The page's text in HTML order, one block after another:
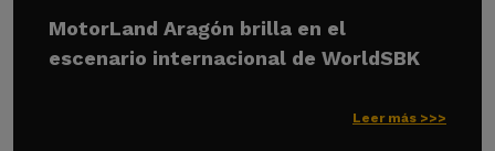
MotorLand Aragón brilla en el
escenario internacional de WorldSBK
Leer más >>>